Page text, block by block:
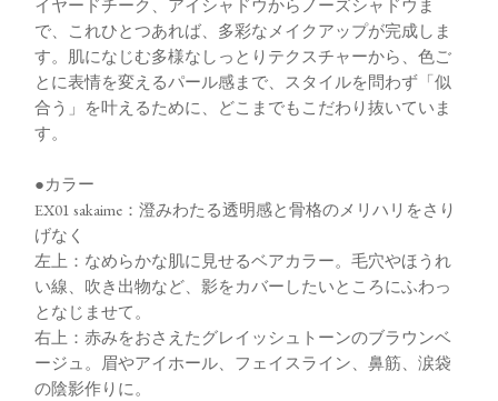
イヤードチーク、アイシャドウからノーズシャドウま
で、これひとつあれば、多彩なメイクアップが完成しま
す。肌になじむ多様なしっとりテクスチャーから、色ご
とに表情を変えるパール感まで、スタイルを問わず「似
合う」を叶えるために、どこまでもこだわり抜いていま
す。
●カラー
EX01 sakaime：澄みわたる透明感と骨格のメリハリをさり
げなく
左上：なめらかな肌に見せるベアカラー。毛穴やほうれ
い線、吹き出物など、影をカバーしたいところにふわっ
となじませて。
右上：赤みをおさえたグレイッシュトーンのブラウンベ
ージュ。眉やアイホール、フェイスライン、鼻筋、涙袋
の陰影作りに。